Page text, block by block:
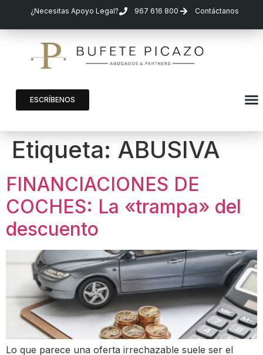
¿Necesitas Apoyo Legal? 967 616 800 Contáctanos
ESCRÍBENOS
Etiqueta: ABUSIVA
FINANCIACIONES DE
COCHES: La «trampa» del
descuento
Lo que parece una oferta irrechazable suele ser el